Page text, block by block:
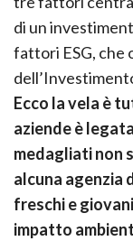
di un
fattori ESG, che
Ecco la vela è
aziende è
medagliati non
alcuna agenzia
freschi e
impatto